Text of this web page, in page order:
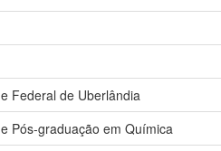
Federal de Uberlândia
Pós-graduação em Química